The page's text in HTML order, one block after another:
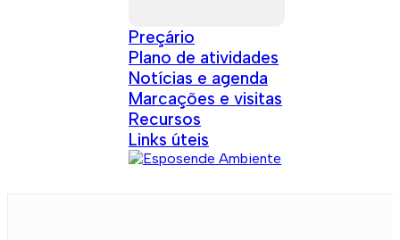
Preçário
Plano de atividades
Notícias e agenda
Marcações e visitas
Recursos
Links úteis